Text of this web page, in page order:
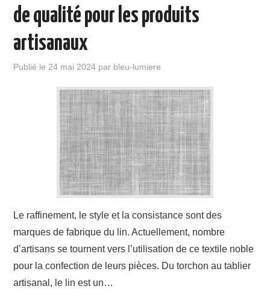
de qualité pour les produits
artisanaux
Publié le 24 mai 2024 par bleu-lumiere
Le raffinement, le style et la consistance sont des
marques de fabrique du lin. Actuellement, nombre
d’artisans se tournent vers l’utilisation de ce textile noble
pour la confection de leurs pièces. Du torchon au tablier
artisanal, le lin est un…